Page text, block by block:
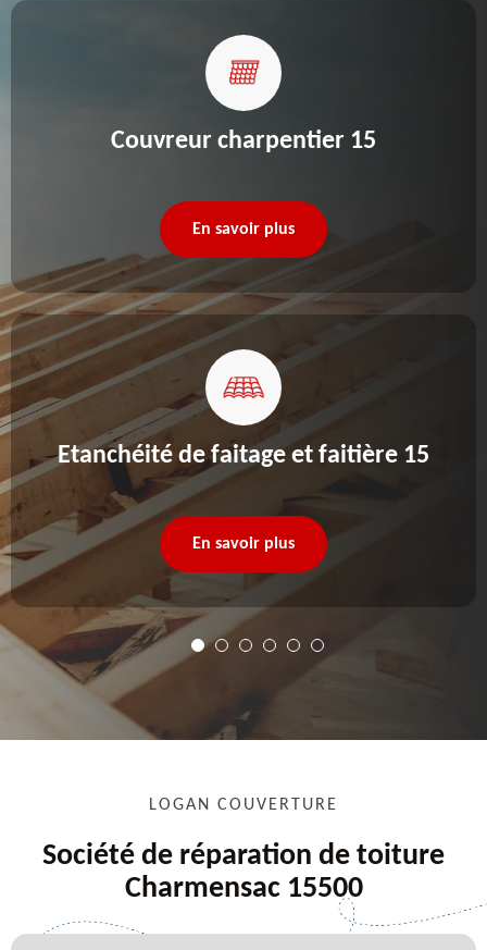
Couvreur charpentier 15
En savoir plus
Etanchéité de faitage et faitière 15
En savoir plus
LOGAN COUVERTURE
Société de réparation de toiture
Charmensac 15500